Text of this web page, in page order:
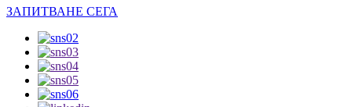
ЗАПИТВАНЕ СЕГА